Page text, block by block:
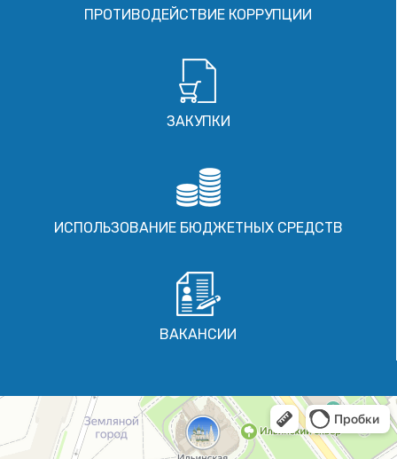
ПРОТИВОДЕЙСТВИЕ КОРРУПЦИИ
ЗАКУПКИ
ИСПОЛЬЗОВАНИЕ БЮДЖЕТНЫХ СРЕДСТВ
ВАКАНСИИ